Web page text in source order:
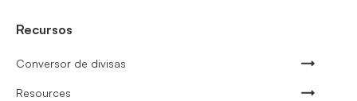
Recursos
Conversor de divisas
Resources